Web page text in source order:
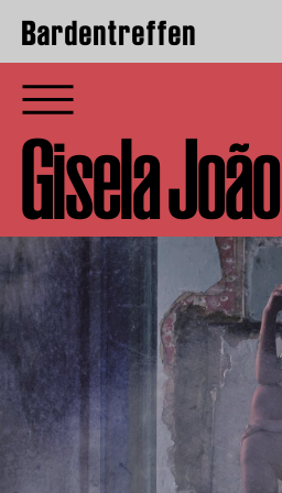
Bardentreffen
Gisela João